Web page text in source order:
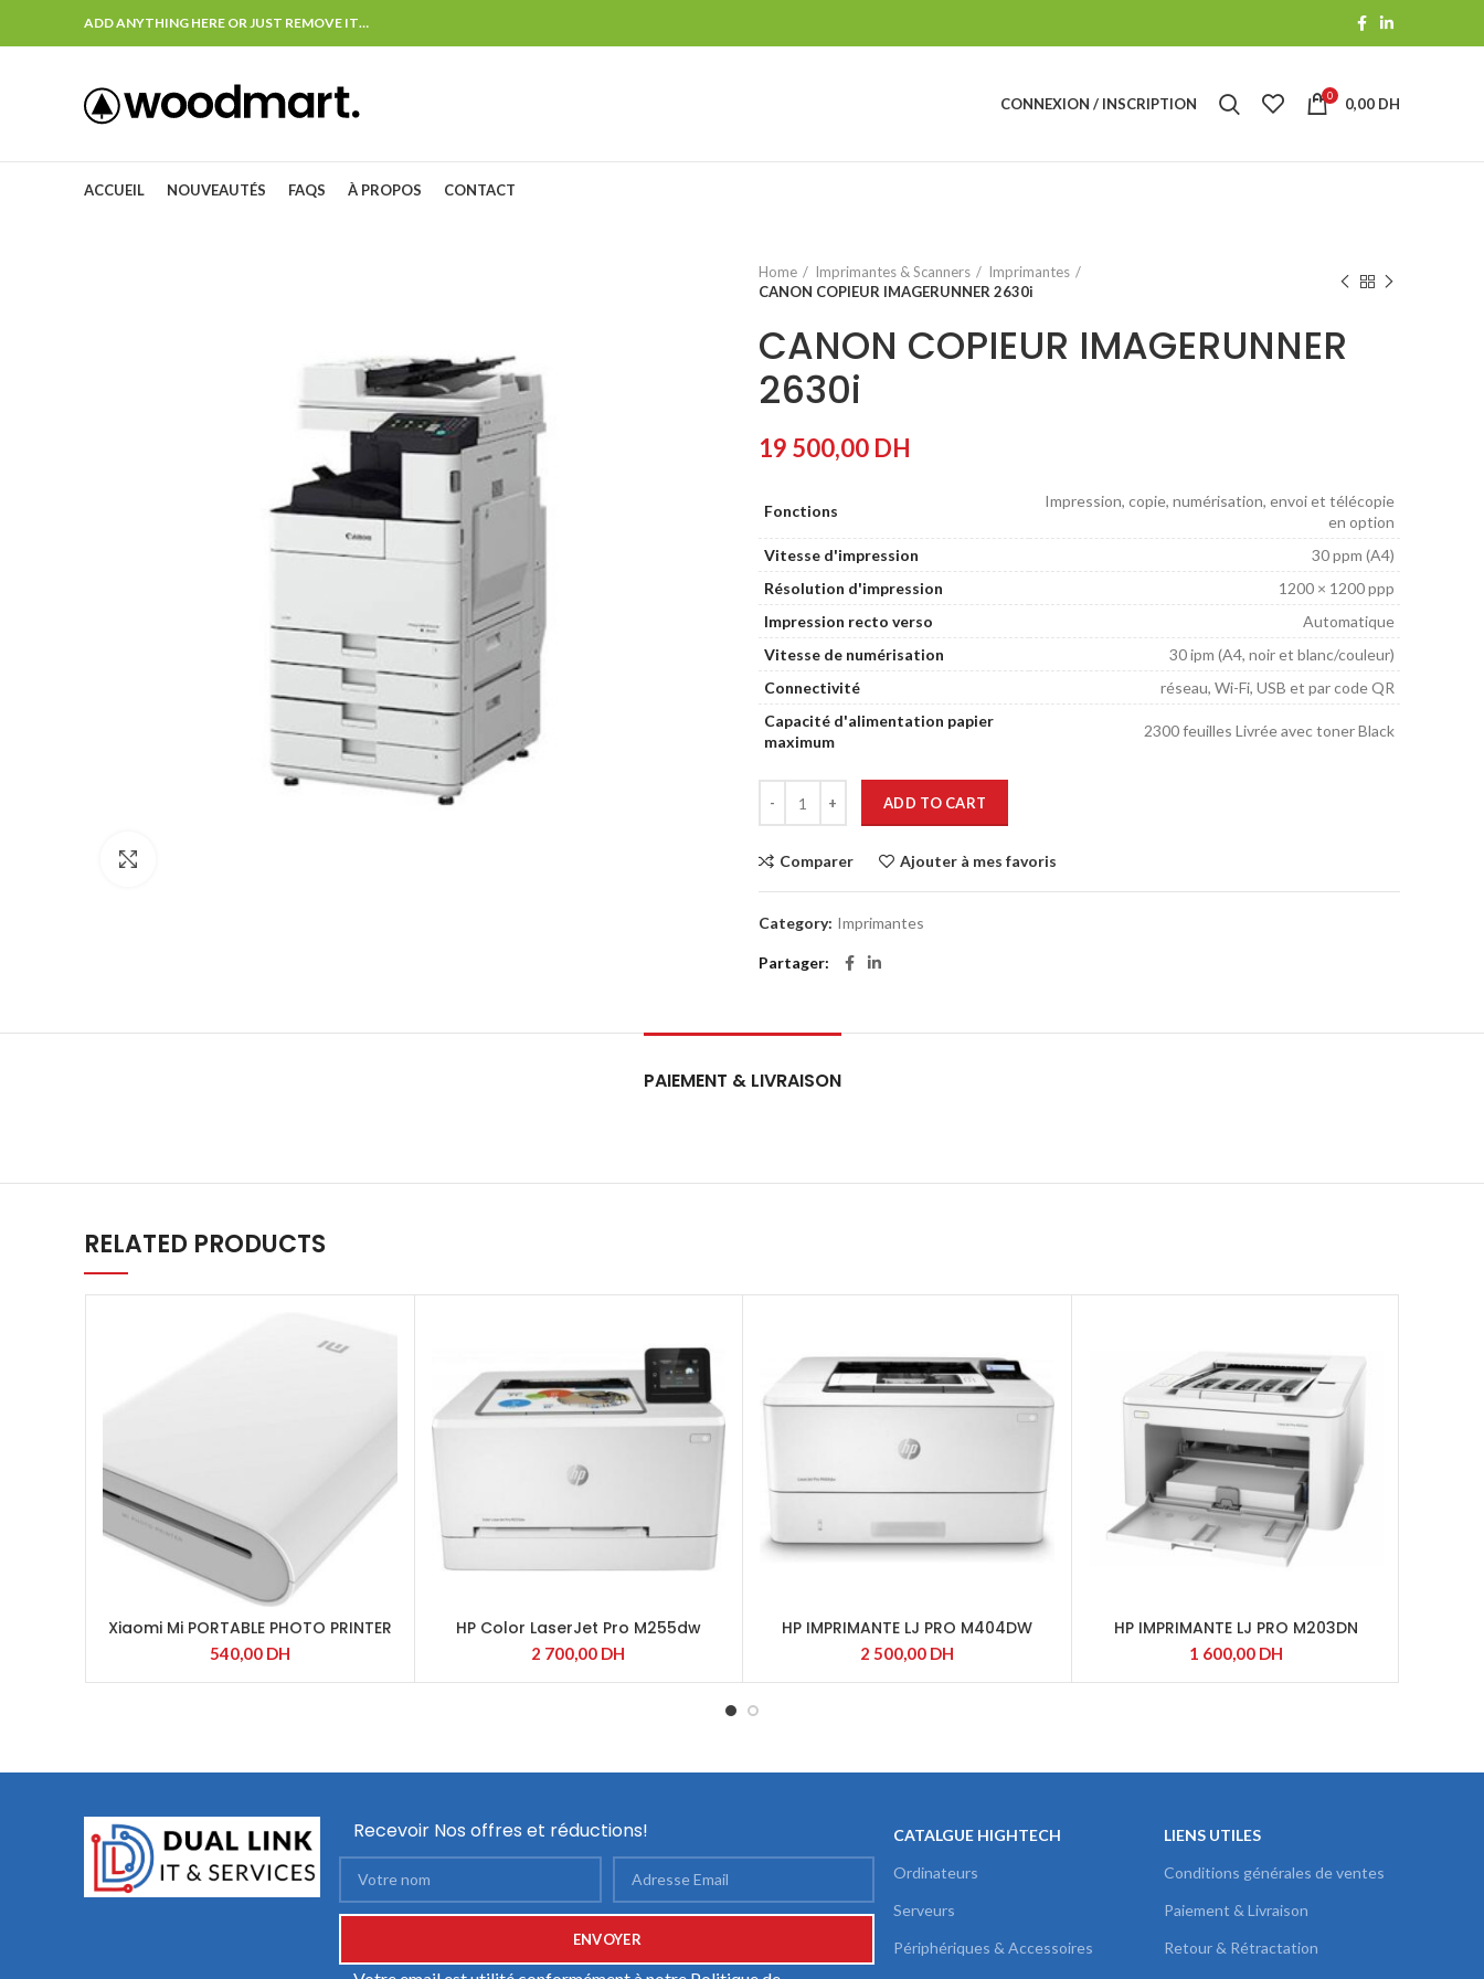
ADD ANYTHING HERE OR JUST REMOVE IT…
CONNEXION / INSCRIPTION 0 0,00 DH
ACCUEIL NOUVEAUTÉS FAQS À PROPOS CONTACT
Home Imprimantes & Scanners
Imprimantes
CANON COPIEUR IMAGERUNNER 2630i
CANON COPIEUR IMAGERUNNER
2630i
19 500,00 DH
Fonctions
Impression, copie, numérisation, envoi et télécopie
en option
Vitesse d'impression
30 ppm (A4)
Résolution d'impression
1200 × 1200 ppp
Impression recto verso
Automatique
Vitesse de numérisation
30 ipm (A4, noir et blanc/couleur)
Connectivité
réseau, Wi-Fi, USB et par code QR
Capacité d'alimentation papier
maximum
2300 feuilles Livrée avec toner Black
ADD TO CART
Comparer Ajouter à mes favoris
Category: Imprimantes
Partager
PAIEMENT & LIVRAISON
RELATED PRODUCTS
Xiaomi Mi PORTABLE PHOTO PRINTER
(TEJ4018GL)
540,00 DH
HP Color LaserJet Pro M255dw
2 700,00 DH
HP IMPRIMANTE LJ PRO M404DW
2 500,00 DH
HP IMPRIMANTE LJ PRO M203DN
1 600,00 DH
Recevoir Nos offres et réductions!
CATALGUE HIGHTECH
Ordinateurs
Serveurs
Périphériques & Accessoires
LIENS UTILES
Conditions générales de ventes
Paiement & Livraison
Retour & Rétractation